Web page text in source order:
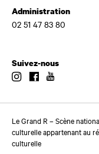
Administration
02 51 47 83 80
Suivez-nous
InstagramFacebook
Le Grand R – Scène
culturelle appartenant au
culturelle